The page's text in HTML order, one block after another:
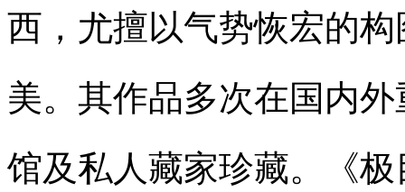
西，尤擅以气势恢宏的
美。其作品多次在国内
馆及私人藏家珍藏。《